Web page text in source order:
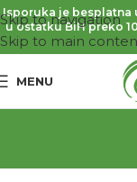
Skip to navigation
Skip to main
Isporuka je besplatna
u ostatku BiH preko
MENU